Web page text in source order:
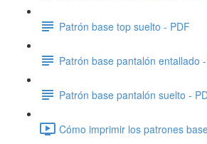
Patrón base top suelto - PDF
Patrón base pantalón entallado
Patrón base pantalón suelto -
Cómo imprimir los patrones